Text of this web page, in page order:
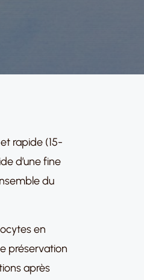
rapide (15-
d’une fine
du
en
préservation
après